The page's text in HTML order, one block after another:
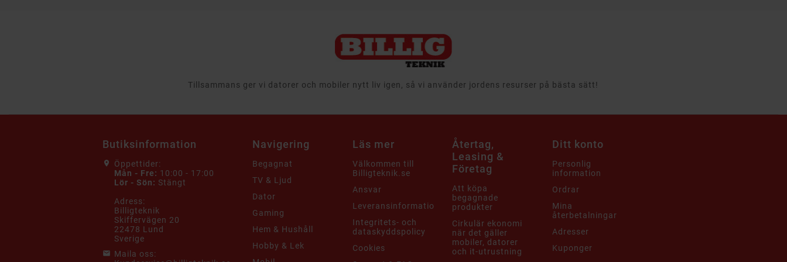
Tillsammans ger vi datorer och mobiler nytt liv igen, så vi använder jordens resurser på bästa sätt!
Butiksinformation
Öppettider:
Mån - Fre: 10:00 - 17:00
Lör - Sön: Stängt
Adress:
Billigteknik
Skiffervägen 20
22478 Lund
Sverige
Maila oss:
Navigering
Begagnat
TV & Ljud
Dator
Gaming
Hem & Hushåll
Hobby & Lek
Läs mer
Välkommen till
Billigteknik.se
Ansvar
Leveransinformation
Integritets- och
dataskyddspolicy
Cookies
Återtag,
Leasing &
Företag
Att köpa
begagnade
produkter
Cirkulär ekonomi
när det gäller
mobiler, datorer
och it-utrustning
Ditt konto
Personlig
information
Ordrar
Mina
återbetalningar
Adresser
Kuponger